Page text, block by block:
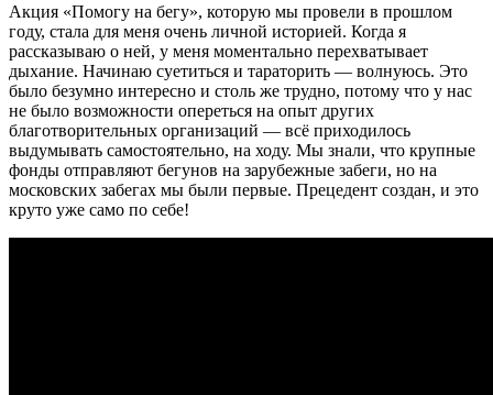
Акция «Помогу на бегу», которую мы провели в прошлом
году, стала для меня очень личной историей. Когда я
рассказываю о ней, у меня моментально перехватывает
дыхание. Начинаю суетиться и тараторить — волнуюсь. Это
было безумно интересно и столь же трудно, потому что у нас
не было возможности опереться на опыт других
благотворительных организаций — всё приходилось
выдумывать самостоятельно, на ходу. Мы знали, что крупные
фонды отправляют бегунов на зарубежные забеги, но на
московских забегах мы были первые. Прецедент создан, и это
круто уже само по себе!